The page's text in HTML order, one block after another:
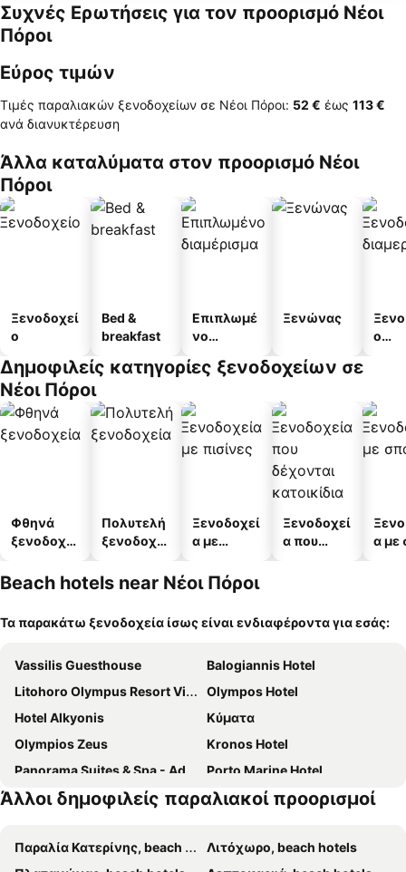
Συχνές Ερωτήσεις για τον προορισμό Νέοι
Πόροι
Εύρος τιμών
Τιμές παραλιακών ξενοδοχείων σε Νέοι Πόροι: ‎52 € έως ‎113 €
ανά διανυκτέρευση
Άλλα καταλύματα στον προορισμό Νέοι
Πόροι
Ξενοδοχεί
ο
Bed &
breakfast
Επιπλωμέ
νο
α
Ξενώνας
ο
Δημοφιλείς κατηγορίες ξενοδοχείων σε
Νέοι Πόροι
Φθηνά
ξενοδοχεί
Πολυτελή
ξενοδοχεί
Ξενοδοχεί
α με
Ξενοδοχεί
α που
α με
Beach hotels near Νέοι Πόροι
Τα παρακάτω ξενοδοχεία ίσως είναι ενδιαφέροντα για εσάς:
Vassilis Guesthouse
Balogiannis Hotel
Litohoro Olympus Resort Villas & Spa
Olympos Hotel
Hotel Alkyonis
Κύματα
Olympios Zeus
Kronos Hotel
Panorama Suites & Spa - Adults Only
Porto Marine Hotel
Evilion Sea & Sun Hotel
Astarti Studios
Hotel12
Eliza Hotel by Panel Hospitality
Άλλοι δημοφιλείς παραλιακοί προορισμοί
Παραλία Κατερίνης, beach hotels
Λιτόχωρο, beach hotels